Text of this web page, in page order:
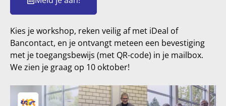
Kies je workshop, reken veilig af met iDeal of
Bancontact, en je ontvangt meteen een bevestiging
met je toegangsbewijs (met QR-code) in je mailbox.
We zien je graag op 10 oktober!